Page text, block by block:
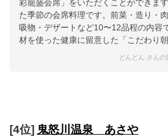
彩籠盛会席」をいただくことができま
た季節の会席料理です。前菜・造り・
吸物・デザートなど10〜12品程の内容
材を使った健康に留意した「こだわり朝
どんどん さんの
[4位] 鬼怒川温泉 あさや